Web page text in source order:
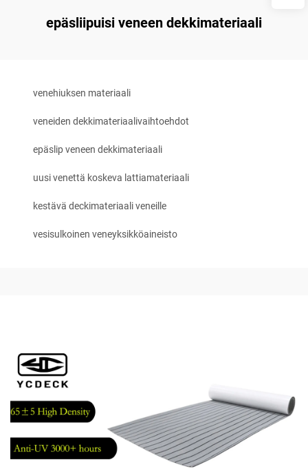
epäsliipuisi veneen dekkimateriaali
venehiuksen materiaali
veneiden dekkimateriaalivaihtoehdot
epäslip veneen dekkimateriaali
uusi venettä koskeva lattiamateriaali
kestävä deckimateriaali veneille
vesisulkoinen veneyksikköaineisto